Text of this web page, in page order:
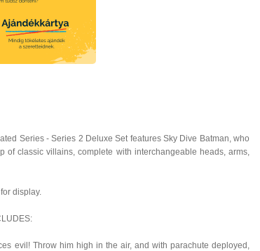
Series - Series 2 Deluxe Set features Sky Dive Batman, who
classic villains, complete with interchangeable heads, arms,
display.
evil! Throw him high in the air, and with parachute deployed,